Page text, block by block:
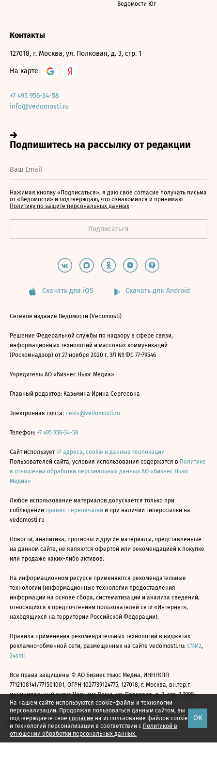
На нашем сайте используются cookie-файлы и технологии
персонализации. Продолжая пользоваться данным сайтом, вы
подтверждаете свое согласие на использование файлов cookie
и технологий персонализации в соответствии с Политикой в
отношении обработки персональных данных.
ОК
Ведомости Юг
Контакты
127018, г. Москва, ул. Полковая, д. 3, стр. 1
На карте
+7 495 956-34-58
info@vedomosti.ru
Нажимая кнопку «Подписаться», я даю свое согласие получать письма
от «Ведомости» и подтверждаю, что ознакомился и принимаю
Политику по защите персональных данных
Скачать для iOS Скачать для Android
Сетевое издание Ведомости (Vedomosti)
Решение Федеральной службы по надзору в сфере связи,
информационных технологий и массовых коммуникаций
(Роскомнадзор) от 27 ноября 2020 г. ЭЛ № ФС 77-79546
Учредитель: АО «Бизнес Ньюс Медиа»
Главный редактор: Казьмина Ирина Сергеевна
Электронная почта: news@vedomosti.ru
Телефон: +7 495 956-34-58
Сайт использует IP адреса, cookie и данные геолокации
Пользователей сайта, условия использования содержатся в Политике
в отношении обработки персональных данных АО «Бизнес Ньюс
Медиа»
Любое использование материалов допускается только при
соблюдении правил перепечатки и при наличии гиперссылки на
vedomosti.ru
Новости, аналитика, прогнозы и другие материалы, представленные
на данном сайте, не являются офертой или рекомендацией к покупке
или продаже каких-либо активов.
На информационном ресурсе применяются рекомендательные
технологии (информационные технологии предоставления
информации на основе сбора, систематизации и анализа сведений,
относящихся к предпочтениям пользователей сети «Интернет»,
находящихся на территории Российской Федерации).
Правила применения рекомендательных технологий в виджетах
рекламно-обменной сети, размещенных на сайте vedomosti.ru: СМИ2,
24smi
Все права защищены © АО Бизнес Ньюс Медиа, ИНН/КПП
7712108141/771501001, ОГРН 1027739124775, 127018, г. Москва, вн.тер.г.
муниципальный округ Марьина Роща, ул. Полковая, д. 3, стр. 1 1999—
2026